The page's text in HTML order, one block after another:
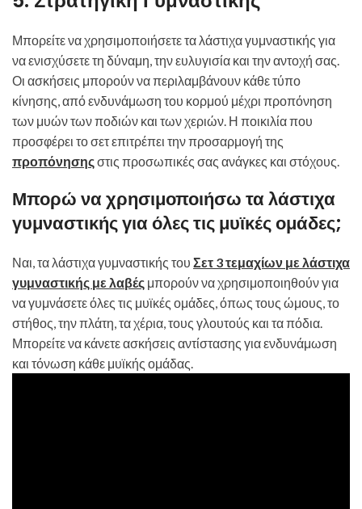
Μπορείτε να χρησιμοποιήσετε τα λάστιχα γυμναστικής για
να ενισχύσετε τη δύναμη, την ευλυγισία και την αντοχή σας.
Οι ασκήσεις μπορούν να περιλαμβάνουν κάθε τύπο
κίνησης, από ενδυνάμωση του κορμού μέχρι προπόνηση
των μυών των ποδιών και των χεριών. Η ποικιλία που
προσφέρει το σετ επιτρέπει την προσαρμογή της
προπόνησηςστις προσωπικές σας ανάγκες και στόχους.
Μπορώ να χρησιμοποιήσω τα λάστιχα
γυμναστικής για όλες τις μυϊκές ομάδες;
Ναι, τα λάστιχα γυμναστικής του Σετ 3 τεμαχίων με λάστιχα
γυμναστικής με λαβές μπορούν να χρησιμοποιηθούν για
να γυμνάσετε όλες τις μυϊκές ομάδες, όπως τους ώμους, το
στήθος, την πλάτη, τα χέρια, τους γλουτούς και τα πόδια.
Μπορείτε να κάνετε ασκήσεις αντίστασης για ενδυνάμωση
και τόνωση κάθε μυϊκής ομάδας.